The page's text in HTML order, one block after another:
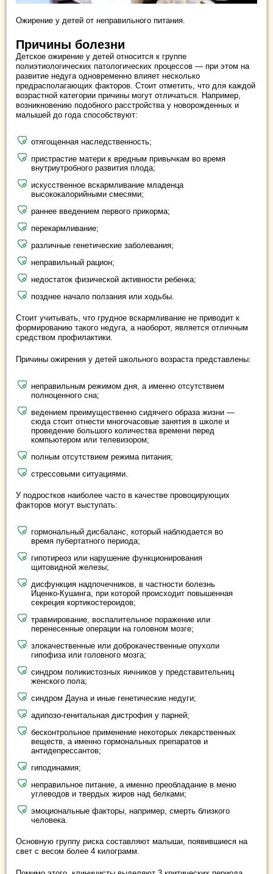
Ожирение у детей от неправильного питания.
Причины болезни
Детское ожирение у детей относится к группе
полиэтиологических патологических процессов — при этом на
развитие недуга одновременно влияет несколько
предрасполагающих факторов. Стоит отметить, что для каждой
возрастной категории причины могут отличаться. Например,
возникновению подобного расстройства у новорожденных и
малышей до года способствуют:
отягощенная наследственность;
пристрастие матери к вредным привычкам во время
внутриутробного развития плода;
искусственное вскармливание младенца
высококалорийными смесями;
раннее введением первого прикорма;
перекармливание;
различные генетические заболевания;
неправильный рацион;
недостаток физической активности ребенка;
позднее начало ползания или ходьбы.
Стоит учитывать, что грудное вскармливание не приводит к
формированию такого недуга, а наоборот, является отличным
средством профилактики.
Причины ожирения у детей школьного возраста представлены:
неправильным режимом дня, а именно отсутствием
полноценного сна;
ведением преимущественно сидячего образа жизни —
сюда стоит отнести многочасовые занятия в школе и
проведение большого количества времени перед
компьютером или телевизором;
полным отсутствием режима питания;
стрессовыми ситуациями.
У подростков наиболее часто в качестве провоцирующих
факторов могут выступать:
гормональный дисбаланс, который наблюдается во
время пубертатного периода;
гипотиреоз или нарушение функционирования
щитовидной железы;
дисфункция надпочечников, в частности болезнь
Иценко-Кушинга, при которой происходит повышенная
секреция кортикостероидов;
травмирование, воспалительное поражение или
перенесенные операции на головном мозге;
злокачественные или доброкачественные опухоли
гипофиза или головного мозга;
синдром поликистозных яичников у представительниц
женского пола;
синдром Дауна и иные генетические недуги;
адипозо-генитальная дистрофия у парней;
бесконтрольное применение некоторых лекарственных
веществ, а именно гормональных препаратов и
антидепрессантов;
гиподинамия;
неправильное питание, а именно преобладание в меню
углеводов и твердых жиров над белками;
эмоциональные факторы, например, смерть близкого
человека.
Основную группу риска составляют малыши, появившиеся на
свет с весом более 4 килограмм.